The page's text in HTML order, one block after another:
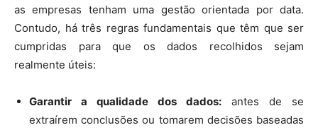
as empresas tenham uma gestão orientada por data.
Contudo, há três regras fundamentais que têm que ser
cumpridas para que os dados recolhidos sejam
realmente úteis:
Garantir a qualidade dos dados: antes de se
extraírem conclusões ou tomarem decisões baseadas